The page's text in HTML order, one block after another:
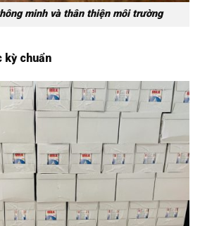
minh và thân thiện môi trường
kỳ chuẩn